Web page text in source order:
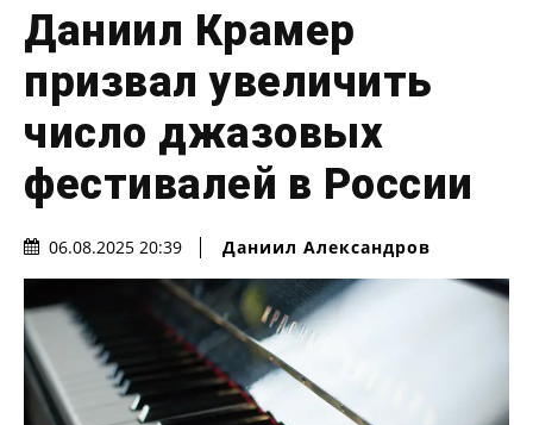
Даниил Крамер
призвал увеличить
число джазовых
фестивалей в России
06.08.2025 20:39 Даниил Александров